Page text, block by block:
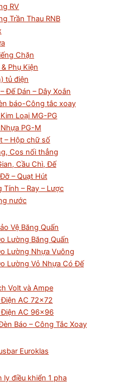
RV
Trần Thau RNB
Chặn
Phụ Kiện
tủ điện
Đế Dán – Dây Xoắn
báo-Công tắc xoay
Loại MG-PG
PG-M
– Hộp chữ số
Cos nối thẳng
Cầu Chì, Đế
– Quạt Hút
Tính – Ray – Lược
nước
Vệ Băng Quấn
Lường Băng Quấn
Lường Nhựa Vuông
Lường Vỏ Nhựa Có Đế
Volt và Ampe
AC 72×72
AC 96×96
Báo – Công Tắc Xoay
Euroklas
ly điều khiển 1 pha